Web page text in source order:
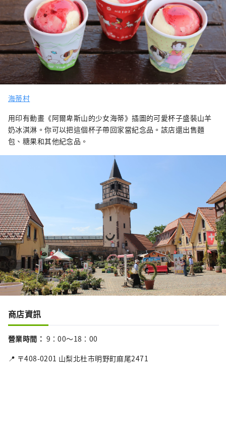
海蒂村
用印有動畫《阿爾卑斯山的少女海蒂》插圖的可愛杯子盛裝山羊
奶冰淇淋。你可以把這個杯子帶回家當紀念品。該店還出售麵
包、糖果和其他紀念品。
商店資訊
營業時間 ： 9：00～18：00
📍 〒408-0201 山梨北杜市明野町麻尾2471